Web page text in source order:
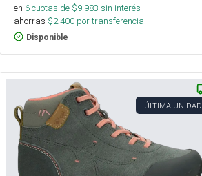
en 6cuotas de $9.983 sin interés
ahorras $2.400 por transferencia.
Disponible
ÚLTIMA UNIDAD